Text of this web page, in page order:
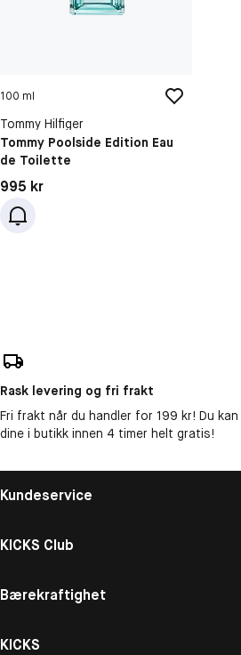
100 ml
Tommy Hilfiger
Tommy Poolside Edition Eau
de Toilette
Pris: 995 kr
995 kr
Rask levering og fri frakt
Fri frakt når du handler for 199 kr! Du
dine i butikk innen 4 timer helt gratis!
Kundeservice
KICKS Club
Bærekraftighet
KICKS